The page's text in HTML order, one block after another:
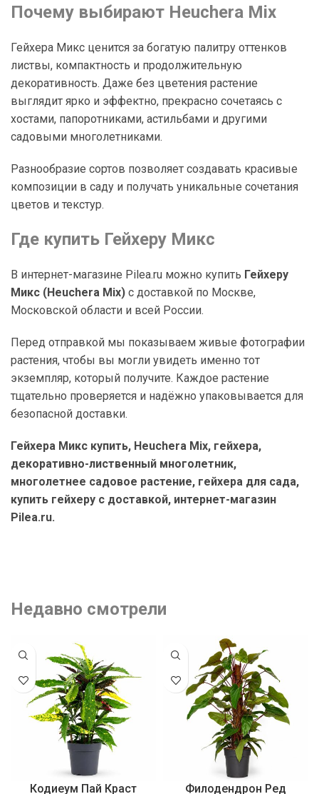
Почему выбирают Heuchera Mix
Гейхера Микс ценится за богатую палитру оттенков
листвы, компактность и продолжительную
декоративность. Даже без цветения растение
выглядит ярко и эффектно, прекрасно сочетаясь с
хостами, папоротниками, астильбами и другими
садовыми многолетниками.
Разнообразие сортов позволяет создавать красивые
композиции в саду и получать уникальные сочетания
цветов и текстур.
Где купить Гейхеру Микс
В интернет-магазине Pilea.ru можно купить Гейхеру
Микс (Heuchera Mix) с доставкой по Москве,
Московской области и всей России.
Перед отправкой мы показываем живые фотографии
растения, чтобы вы могли увидеть именно тот
экземпляр, который получите. Каждое растение
тщательно проверяется и надёжно упаковывается для
безопасной доставки.
Гейхера Микс купить, Heuchera Mix, гейхера,
декоративно-лиственный многолетник,
многолетнее садовое растение, гейхера для сада,
купить гейхеру с доставкой, интернет-магазин
Pilea.ru.
Недавно смотрели
Кодиеум Пай Краст
Филодендрон Ред